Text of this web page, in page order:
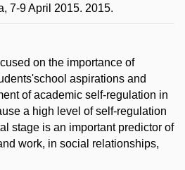
7-9 April 2015. 2015.
on the importance of
aspirations and
of academic self-regulation in
a high level of self-regulation
stage is an important predictor of
work, in social relationships,